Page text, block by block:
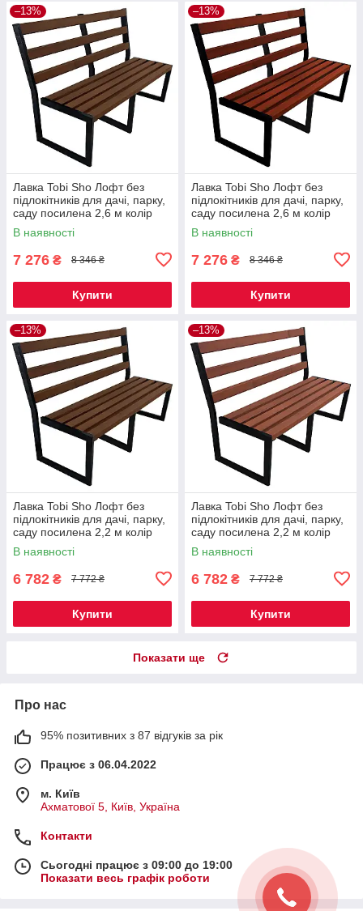
–13%
Лавка Tobi Sho Лофт без
підлокітників для дачі, парку,
саду посилена 2,6 м колір
горіх
В наявності
7 276 ₴ 8 346 ₴
Купити
–13%
Лавка Tobi Sho Лофт без
підлокітників для дачі, парку,
саду посилена 2,6 м колір
махагоній
В наявності
7 276 ₴ 8 346 ₴
Купити
–13%
Лавка Tobi Sho Лофт без
підлокітників для дачі, парку,
саду посилена 2,2 м колір
горіх
В наявності
6 782 ₴ 7 772 ₴
Купити
–13%
Лавка Tobi Sho Лофт без
підлокітників для дачі, парку,
саду посилена 2,2 м колір
черешня
В наявності
6 782 ₴ 7 772 ₴
Купити
Показати ще
Про нас
95% позитивних з 87 відгуків за рік
Працює з 06.04.2022
м. Київ
Ахматової 5, Київ, Україна
Контакти
Сьогодні працює з 09:00 до 19:00
Показати весь графік роботи